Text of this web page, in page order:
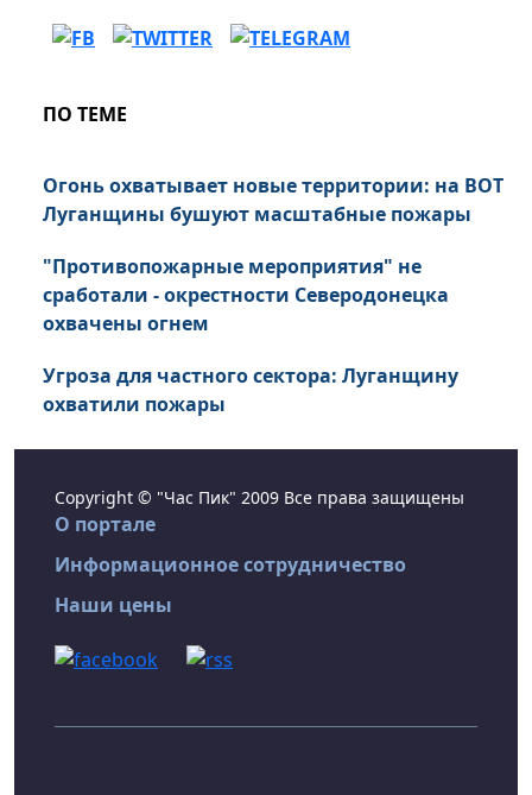
ПО ТЕМЕ
Огонь охватывает новые территории: на ВОТ
Луганщины бушуют масштабные пожары
"Противопожарные мероприятия" не
сработали - окрестности Северодонецка
охвачены огнем
Угроза для частного сектора: Луганщину
охватили пожары
Copyright © "Час Пик" 2009 Все права защищены
О портале
Информационное сотрудничество
Наши цены